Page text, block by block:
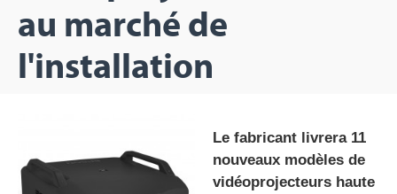
gratuite
au marché de
l'installation
Le fabricant livrera 11
nouveaux modèles de
vidéoprojecteurs haute